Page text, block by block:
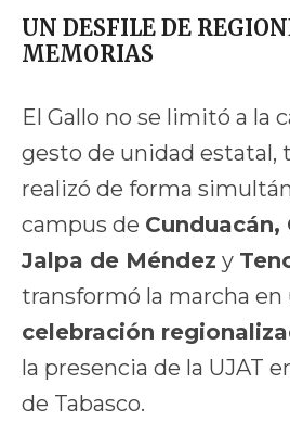
UN DESFILE DE
MEMORIAS
El Gallo no se limitó a la
gesto de unidad estatal,
realizó de forma
campus de Cunduacán,
Jalpa de Méndez y
transformó la marcha en
celebración
la presencia de la UJAT
de Tabasco.